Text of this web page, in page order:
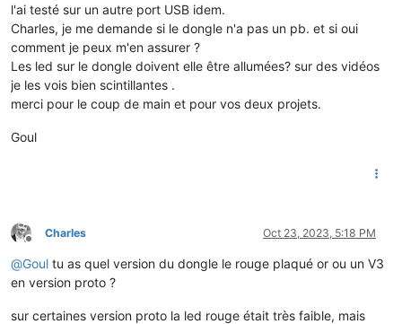
l'ai testé sur un autre port USB idem.
Charles, je me demande si le dongle n'a pas un pb. et si oui
comment je peux m'en assurer ?
Les led sur le dongle doivent elle être allumées? sur des vidéos
je les vois bien scintillantes .
merci pour le coup de main et pour vos deux projets.
Goul
Offline
Charles Oct 23, 2023, 5:18 PM
@Goul tu as quel version du dongle le rouge plaqué or ou un V3
en version proto ?
sur certaines version proto la led rouge était très faible, mais